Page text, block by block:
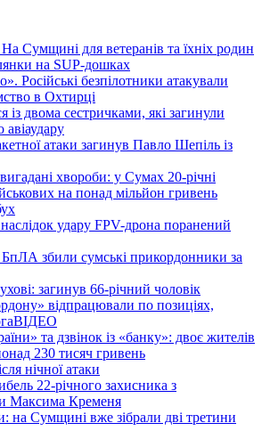
Сумщині для ветеранів та їхніх родин
на SUP-дошках
Російські безпілотники атакували
в Охтирці
двома сестричками, які загинули
авіаудару
атаки загинув Павло Шепіль із
хвороби: у Сумах 20-річні
на понад мільйон гривень
удару FPV-дрона поранений
збили сумські прикордонники за
загинув 66-річний чоловік
відпрацювали по позиціях,
ВІДЕО
та дзвінок із «банку»: двоє жителів
230 тисяч гривень
нічної атаки
22-річного захисника з
Максима Кременя
на Сумщині вже зібрали дві третини